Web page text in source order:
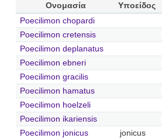
Ονομασία Υποείδος
Poecilimon chopardi
Poecilimon cretensis
Poecilimon deplanatus
Poecilimon ebneri
Poecilimon gracilis
Poecilimon hamatus
Poecilimon hoelzeli
Poecilimon ikariensis
Poecilimon jonicus
jonicus